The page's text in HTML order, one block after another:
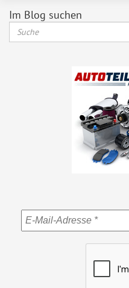
Im Blog suchen
Suche